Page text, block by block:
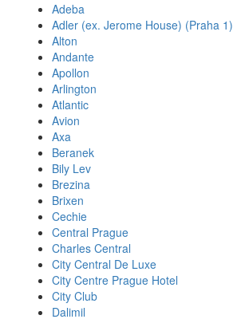
Adeba
Adler (ex. Jerome House) (Praha 1)
Alton
Andante
Apollon
Arlington
Atlantic
Avion
Axa
Beranek
Bily Lev
Brezina
Brixen
Cechie
Central Prague
Charles Central
City Central De Luxe
City Centre Prague Hotel
City Club
Dalimil